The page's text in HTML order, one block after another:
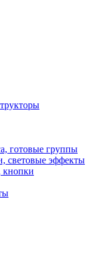
готовые группы
световые эффекты
кнопки